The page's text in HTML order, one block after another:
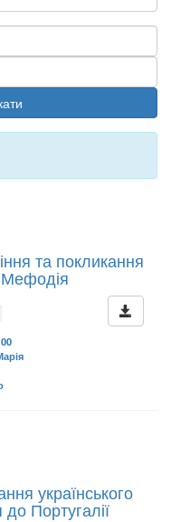
та покликання
Мефодія
українського
Португалії